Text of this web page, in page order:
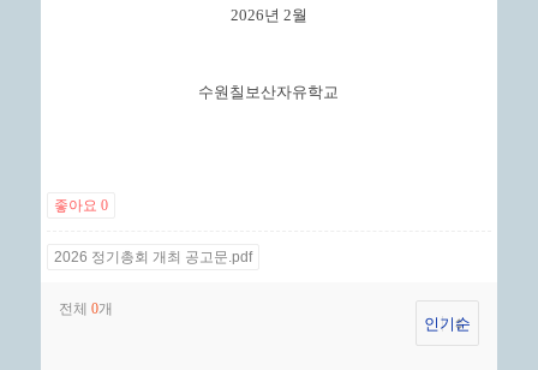
2026년 2월
수원칠보산자유학교
좋아요 0
2026 정기총회 개최 공고문.pdf
전체 0개